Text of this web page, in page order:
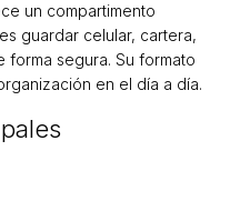
un compartimento
guardar celular, cartera,
segura. Su formato
en el día a día.